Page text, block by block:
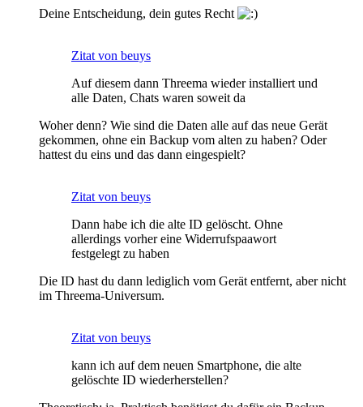
Deine Entscheidung, dein gutes Recht
Zitat von beuys
Auf diesem dann Threema wieder installiert und
alle Daten, Chats waren soweit da
Woher denn? Wie sind die Daten alle auf das neue Gerät
gekommen, ohne ein Backup vom alten zu haben? Oder
hattest du eins und das dann eingespielt?
Zitat von beuys
Dann habe ich die alte ID gelöscht. Ohne
allerdings vorher eine Widerrufspaawort
festgelegt zu haben
Die ID hast du dann lediglich vom Gerät entfernt, aber nicht
im Threema-Universum.
Zitat von beuys
kann ich auf dem neuen Smartphone, die alte
gelöschte ID wiederherstellen?